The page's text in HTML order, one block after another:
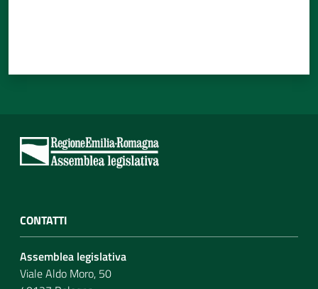
CONTATTI
Assemblea legislativa
Viale Aldo Moro, 50